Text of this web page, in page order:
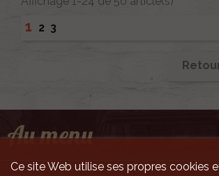
1 2 3
Au menu
Ce site Web utilise ses propres cookies